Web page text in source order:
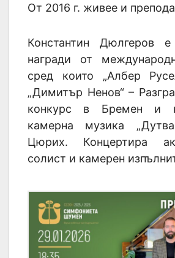
От 2016 г. живее и
Константин Дюлгеров
награди от
сред които „Албер
„Димитър Ненов“ –
конкурс в Бремен и
камерна музика
Цюрих. Концертира
солист и камерен